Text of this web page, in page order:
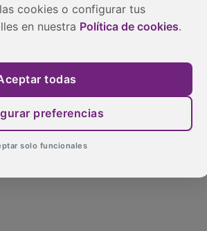
cookies o configurar tus
en nuestra Política de cookies.
todas
preferencias
solo funcionales